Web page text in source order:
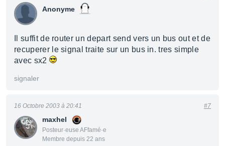
Anonyme
Il suffit de router un depart send vers un bus out et de
recuperer le signal traite sur un bus in. tres simple
avec sx2
signaler
maxhel
Posteur·euse AFfamé·e
Membre depuis 22 ans
16 Octobre 2003 à 20:41 #7